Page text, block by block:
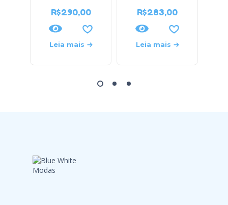
R$290,00
Leia mais
R$283,00
Leia mais